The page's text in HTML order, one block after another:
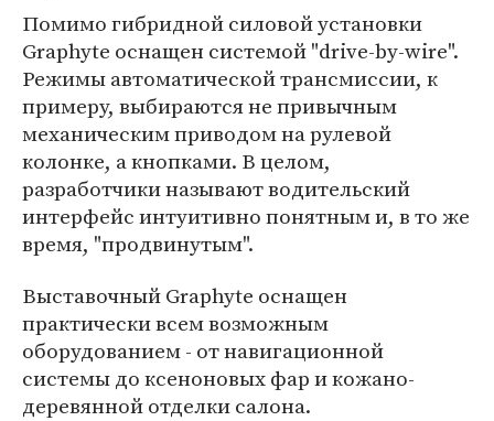
Помимо гибридной силовой установки
Graphyte оснащен системой "drive-by-wire".
Режимы автоматической трансмиссии, к
примеру, выбираются не привычным
механическим приводом на рулевой
колонке, а кнопками. В целом,
разработчики называют водительский
интерфейс интуитивно понятным и, в то же
время, "продвинутым".
Выставочный Graphyte оснащен
практически всем возможным
оборудованием - от навигационной
системы до ксеноновых фар и кожано-
деревянной отделки салона.